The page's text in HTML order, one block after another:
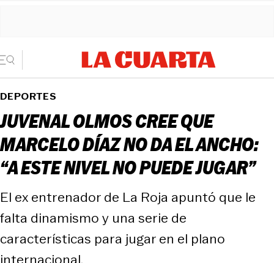
DEPORTES
JUVENAL OLMOS CREE QUE
MARCELO DÍAZ NO DA EL ANCHO:
“A ESTE NIVEL NO PUEDE JUGAR”
El ex entrenador de La Roja apuntó que le
falta dinamismo y una serie de
características para jugar en el plano